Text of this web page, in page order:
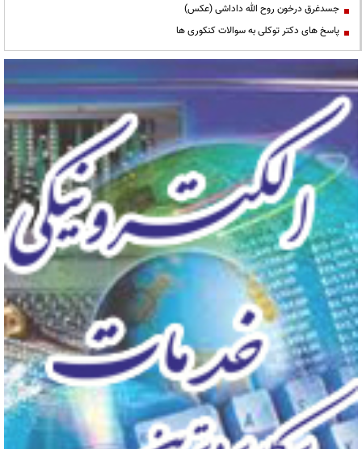
جسدغرق درخون روح الله داداشی (عکس)
پاسخ های دکتر توکلی به سوالات کنکوری ها